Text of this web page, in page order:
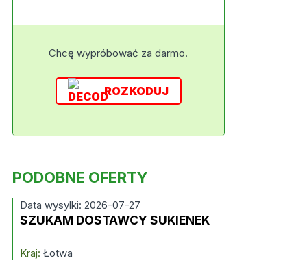
Chcę wypróbować za darmo.
ROZKODUJ
PODOBNE OFERTY
Data wysylki: 2026-07-27
SZUKAM DOSTAWCY SUKIENEK
Kraj: Łotwa